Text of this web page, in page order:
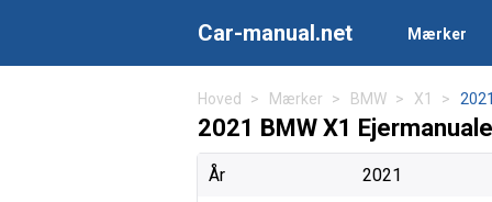
Car-manual.net Mærker
Hoved Mærker BMW X1
2021 BMW X1
År 2021